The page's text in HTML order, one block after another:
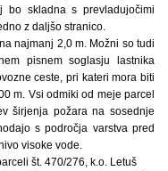
bo skladna s prevladujočimi
z daljšo stranico.
najmanj 2,0 m. Možni so tudi
pisnem soglasju lastnika
ceste, pri kateri mora biti
m. Vsi odmiki od meje parcel
širjenja požara na sosednje
s področja varstva pred
visoke vode.
št. 470/276, k.o. Letuš